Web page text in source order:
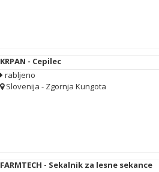
KRPAN - Cepilec
rabljeno
Slovenija - Zgornja Kungota
FARMTECH - Sekalnik za lesne sekance